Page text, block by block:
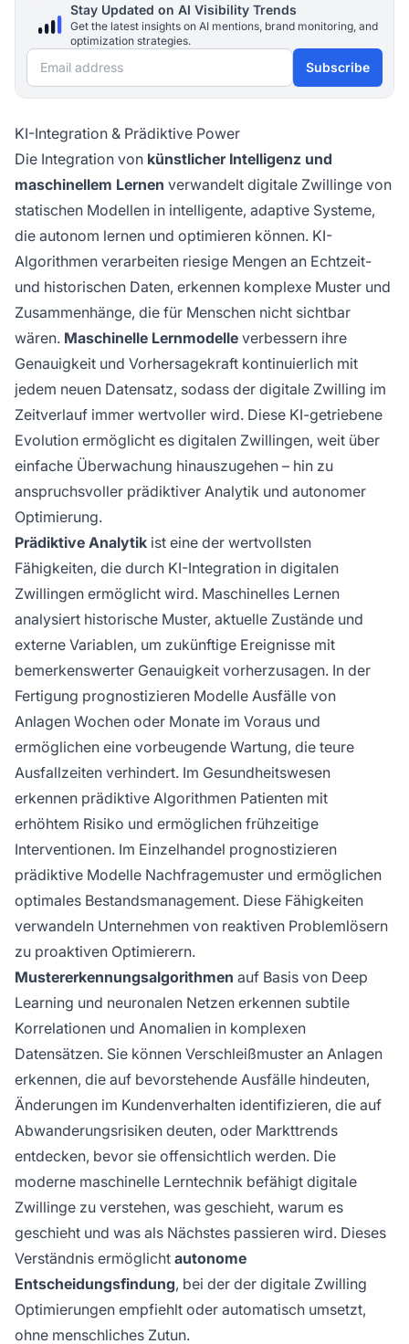
Stay Updated on AI Visibility Trends
Get the latest insights on AI mentions, brand monitoring, and
optimization strategies.
Email address Subscribe
KI-Integration & Prädiktive Power
Die Integration von künstlicher Intelligenz und
maschinellem Lernen verwandelt digitale Zwillinge von
statischen Modellen in intelligente, adaptive Systeme,
die autonom lernen und optimieren können. KI-
Algorithmen verarbeiten riesige Mengen an Echtzeit-
und historischen Daten, erkennen komplexe Muster und
Zusammenhänge, die für Menschen nicht sichtbar
wären. Maschinelle Lernmodelle verbessern ihre
Genauigkeit und Vorhersagekraft kontinuierlich mit
jedem neuen Datensatz, sodass der digitale Zwilling im
Zeitverlauf immer wertvoller wird. Diese KI-getriebene
Evolution ermöglicht es digitalen Zwillingen, weit über
einfache Überwachung hinauszugehen – hin zu
anspruchsvoller prädiktiver Analytik und autonomer
Optimierung.
Prädiktive Analytik ist eine der wertvollsten
Fähigkeiten, die durch KI-Integration in digitalen
Zwillingen ermöglicht wird. Maschinelles Lernen
analysiert historische Muster, aktuelle Zustände und
externe Variablen, um zukünftige Ereignisse mit
bemerkenswerter Genauigkeit vorherzusagen. In der
Fertigung prognostizieren Modelle Ausfälle von
Anlagen Wochen oder Monate im Voraus und
ermöglichen eine vorbeugende Wartung, die teure
Ausfallzeiten verhindert. Im Gesundheitswesen
erkennen prädiktive Algorithmen Patienten mit
erhöhtem Risiko und ermöglichen frühzeitige
Interventionen. Im Einzelhandel prognostizieren
prädiktive Modelle Nachfragemuster und ermöglichen
optimales Bestandsmanagement. Diese Fähigkeiten
verwandeln Unternehmen von reaktiven Problemlösern
zu proaktiven Optimierern.
Mustererkennungsalgorithmen auf Basis von Deep
Learning und neuronalen Netzen erkennen subtile
Korrelationen und Anomalien in komplexen
Datensätzen. Sie können Verschleißmuster an Anlagen
erkennen, die auf bevorstehende Ausfälle hindeuten,
Änderungen im Kundenverhalten identifizieren, die auf
Abwanderungsrisiken deuten, oder Markttrends
entdecken, bevor sie offensichtlich werden. Die
moderne maschinelle Lerntechnik befähigt digitale
Zwillinge zu verstehen, was geschieht, warum es
geschieht und was als Nächstes passieren wird. Dieses
Verständnis ermöglicht autonome
Entscheidungsfindung, bei der der digitale Zwilling
Optimierungen empfiehlt oder automatisch umsetzt,
ohne menschliches Zutun.